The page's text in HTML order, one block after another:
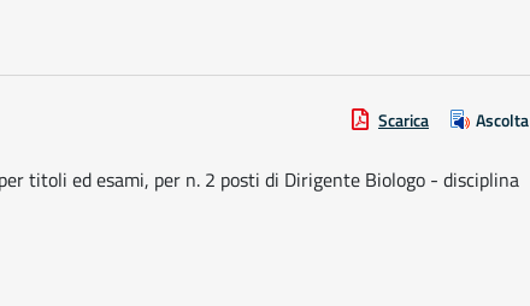
Scarica Ascolta
titoli ed esami, per n. 2 posti di Dirigente Biologo - disciplina